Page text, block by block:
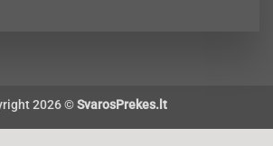
2026 ©SvarosPrekes.lt